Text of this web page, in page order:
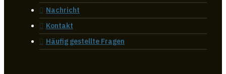
Nachricht
Kontakt
Häufig gestellte Fragen